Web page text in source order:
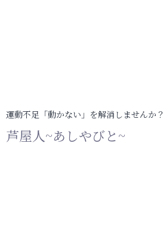
運動不足「動かない」を解消しませんか？
芦屋人~あしやびと~